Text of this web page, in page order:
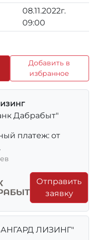
08.11.2022г.
09:00
Добавить в
избранное
Дабрабыт"
платеж: от
Отправить
заявку
ЛИЗИНГ"